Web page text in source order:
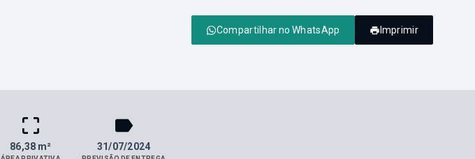
Compartilhar no WhatsApp Imprimir
86,38 m² 31/07/2024